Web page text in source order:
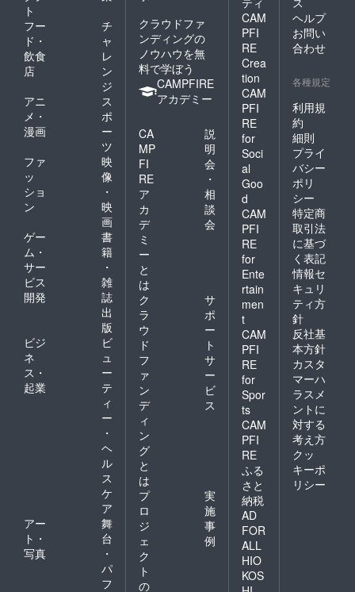
ト
フー
ド・
飲食
店
チ
ャ
レ
ン
ジ
アニ
メ・
漫画
ス
ポ
ー
ツ
ファ
ッ
ショ
ン
映
像
・
映
画
ゲー
ム・
サー
ビス
開発
書
籍
・
雑
誌
出
版
ビジ
ネ
ス・
起業
ビ
ュ
ー
テ
ィ
ー
・
ヘ
ル
ス
ケ
ア
アー
ト・
写真
舞
台
・
パ
フ
クラウドファ
ンディングの
ノウハウを無
料で学ぼう
CAMPFIRE
アカデミー
CA
MP
FI
RE
ア
カ
デ
ミ
ー
と
は
説
明
会
・
相
談
会
ク
ラ
ウ
ド
フ
ァ
ン
デ
ィ
ン
グ
と
は
サ
ポ
ー
ト
サ
ー
ビ
ス
プ
ロ
ジ
ェ
ク
ト
の
実
施
事
例
CAM
PFI
RE
Crea
tion
CAM
PFI
RE
for
Soci
al
Goo
d
CAM
PFI
RE
for
Ente
rtain
men
t
CAM
PFI
RE
for
Spor
ts
CAM
PFI
RE
ふる
さと
納税
AD
FOR
ALL
HIO
KOS
ヘルプ
お問い
合わせ
各種規定
利用規
約
細則
プライ
バシー
ポリ
シー
特定商
取引法
に基づ
く表記
情報セ
キュリ
ティ方
針
反社基
本方針
カスタ
マーハ
ラスメ
ントに
対する
考え方
クッ
キーポ
リシー